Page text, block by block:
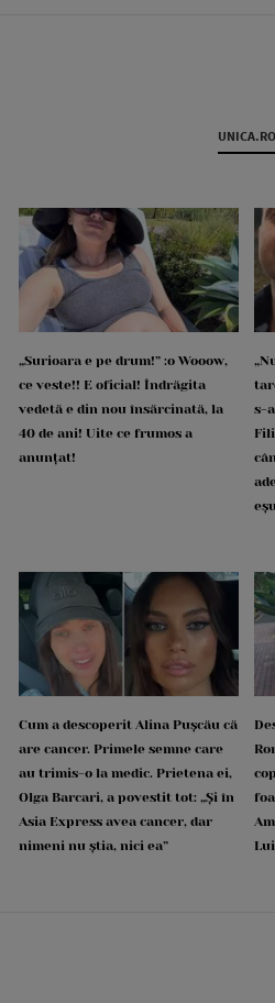
UNICA.RO
„Surioara e pe drum!” :o Wooow,
ce veste!! E oficial! Îndrăgita
vedetă e din nou însărcinată, la
40 de ani! Uite ce frumos a
anunțat!
s-
Cum a descoperit Alina Pușcău că
are cancer. Primele semne care
au trimis-o la medic. Prietena ei,
Olga Barcari, a povestit tot: „Și în
Asia Express avea cancer, dar
nimeni nu știa, nici ea”